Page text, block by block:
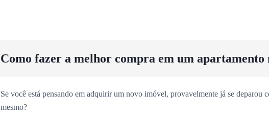
Como fazer a melhor compra em um apartamento
Se você está pensando em adquirir um novo imóvel, provavelmente já se deparou
mesmo?